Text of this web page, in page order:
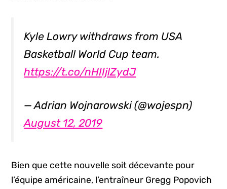
Kyle Lowry withdraws from USA
Basketball World Cup team.
https://t.co/nHIIjlZydJ
— Adrian Wojnarowski (@wojespn)
August 12, 2019
Bien que cette nouvelle soit décevante pour
l’équipe américaine, l’entraîneur Gregg Popovich